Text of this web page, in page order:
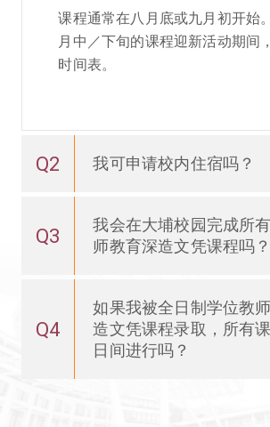
课程通常在八月底或九月初开始
月中／下旬的课程迎新活动期间
时间表。
Q2 我可申请校内住宿吗？
Q3
我会在大埔校园完成所
师教育深造文凭课程吗？
Q4
如果我被全日制学位教
造文凭课程录取，所有
日间进行吗？